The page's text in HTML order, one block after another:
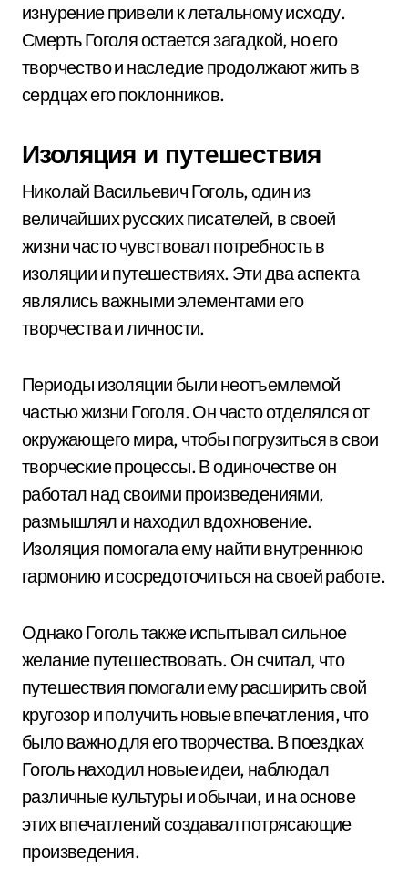
изнурение привели к летальному исходу.
Смерть Гоголя остается загадкой, но его
творчество и наследие продолжают жить в
сердцах его поклонников.
Изоляция и путешествия
Николай Васильевич Гоголь, один из
величайших русских писателей, в своей
жизни часто чувствовал потребность в
изоляции и путешествиях. Эти два аспекта
являлись важными элементами его
творчества и личности.
Периоды изоляции были неотъемлемой
частью жизни Гоголя. Он часто отделялся от
окружающего мира, чтобы погрузиться в свои
творческие процессы. В одиночестве он
работал над своими произведениями,
размышлял и находил вдохновение.
Изоляция помогала ему найти внутреннюю
гармонию и сосредоточиться на своей работе.
Однако Гоголь также испытывал сильное
желание путешествовать. Он считал, что
путешествия помогали ему расширить свой
кругозор и получить новые впечатления, что
было важно для его творчества. В поездках
Гоголь находил новые идеи, наблюдал
различные культуры и обычаи, и на основе
этих впечатлений создавал потрясающие
произведения.